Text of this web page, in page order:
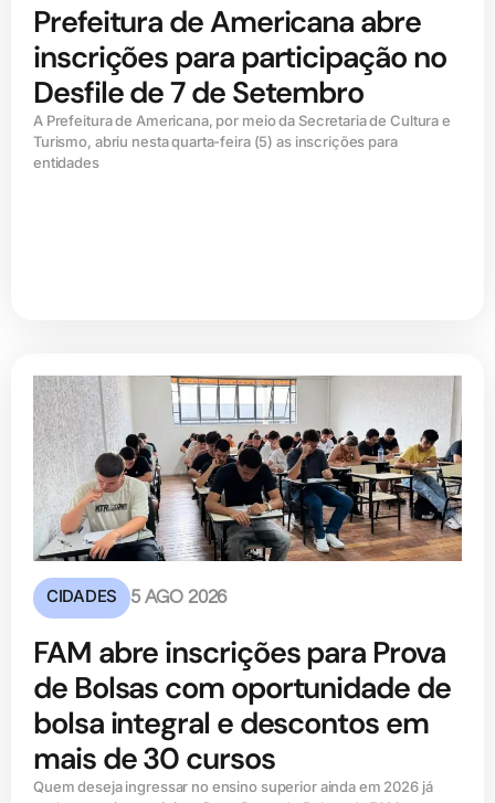
Prefeitura de Americana abre
inscrições para participação no
Desfile de 7 de Setembro
A Prefeitura de Americana, por meio da Secretaria de Cultura e
Turismo, abriu nesta quarta-feira (5) as inscrições para
entidades
CIDADES 5 AGO 2026
FAM abre inscrições para Prova
de Bolsas com oportunidade de
bolsa integral e descontos em
mais de 30 cursos
Quem deseja ingressar no ensino superior ainda em 2026 já